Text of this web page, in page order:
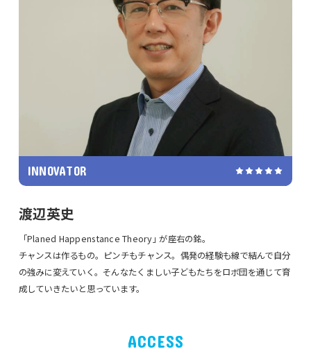
INNOVATOR
渡辺英史
「Planed Happenstance Theory｣ が座右の銘。
チャンスは作るもの。ピンチもチャンス。偶発の経験も線で結んで自分
の強みに変えていく。そんなたくましい子どもたちをロボ団を通じて育
成していきたいと思っています。
ACCESS